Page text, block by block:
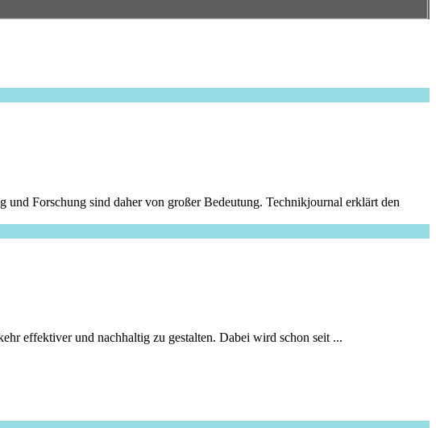
Forschung sind daher von großer Bedeutung. Technikjournal erklärt den
effektiver und nachhaltig zu gestalten. Dabei wird schon seit ...